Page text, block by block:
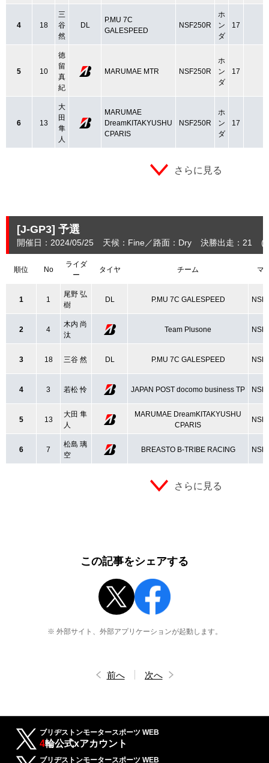
4 18
三
谷
然
DL
P.MU 7C
GALESPEED
NSF250R
ホ
ン
ダ
17
5 10
徳
留
真
紀
MARUMAE MTR NSF250R
ホ
ン
ダ
17
6 13
大
田
隼
人
MARUMAE
DreamKITAKYUSHU
CPARIS
NSF250R
ホ
ン
ダ
17
さらに見る
[J-GP3] 予選
開催日：2024/05/25 天候：Fine 路面：Dry 決勝出走：21
順位 No
ライダ
ー
タイヤ チーム マ
1 1
尾野 弘
樹
DL P.MU 7C GALESPEED
2 4
木内 尚
汰
Team Plusone
3 18 三谷 然 DL P.MU 7C GALESPEED
4 3 若松 怜 JAPAN POST docomo business TP
5 13
大田 隼
人
MARUMAE DreamKITAKYUSHU
CPARIS
6 7
松島 璃
空
BREASTO B-TRIBE RACING
さらに見る
この記事をシェアする
※ 外部サイト、外部アプリケーションが起動します。
前へ 次へ
ブリヂストンモータースポーツ WEB
4輪公式xアカウント
ブリヂストンモータースポーツ WEB